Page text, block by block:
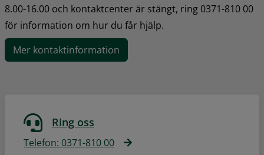
8.00-16.00 och kontaktcenter är stängt, ring 0371-810 00
för information om hur du får hjälp.
Mer kontaktinformation
Ring oss
Telefon: 0371-810 00